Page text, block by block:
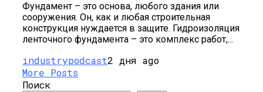
Фундамент – это основа, любого здания или
сооружения. Он, как и любая строительная
конструкция нуждается в защите. Гидроизоляция
ленточного фундамента – это комплекс работ,...
industrypodcast2 дня ago
More Posts
Поиск